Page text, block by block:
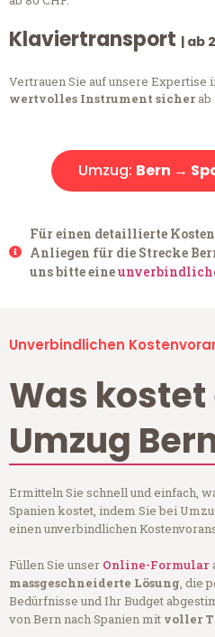
Klaviertransport | ab
Vertrauen Sie auf unsere Expertise
wertvolles Instrument sicherab
Umzug: Bern →
Für einen detaillierte
Anliegen für die Strecke
uns bitte eine
Unverbindlichen
Was kostet
Umzug
Ermitteln Sie schnell und einfach,
Spanien kostet, indem Sie bei
einen unverbindlichen
Füllen Sie unser Online-Formular
massgeschneiderte Lösung, die
Bedürfnisse und Ihr Budget
von Bern nach Spanien mit voller